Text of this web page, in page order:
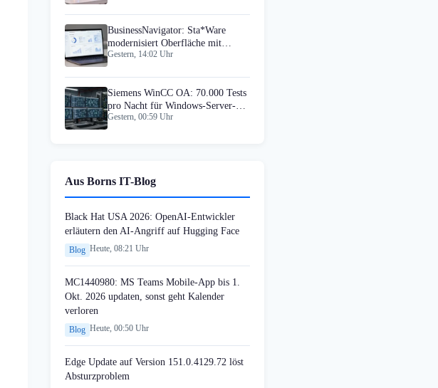
BusinessNavigator: Sta*Ware
modernisiert Oberfläche mit
Material UI
Gestern, 14:02 Uhr
Siemens WinCC OA: 70.000 Tests
pro Nacht für Windows-Server-
Kompatibilität
Gestern, 00:59 Uhr
Aus Borns IT-Blog
Black Hat USA 2026: OpenAI-Entwickler
erläutern den AI-Angriff auf Hugging Face
Blog Heute, 08:21 Uhr
MC1440980: MS Teams Mobile-App bis 1.
Okt. 2026 updaten, sonst geht Kalender
verloren
Blog Heute, 00:50 Uhr
Edge Update auf Version 151.0.4129.72 löst
Absturzproblem